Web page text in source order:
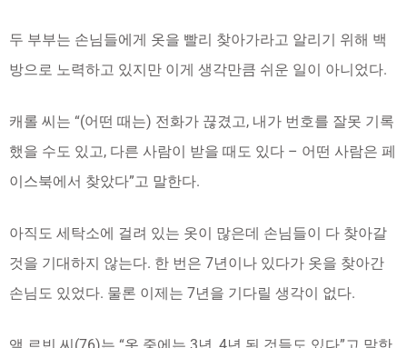
두 부부는 손님들에게 옷을 빨리 찾아가라고 알리기 위해 백
방으로 노력하고 있지만 이게 생각만큼 쉬운 일이 아니었다.
캐롤 씨는 “(어떤 때는) 전화가 끊겼고, 내가 번호를 잘못 기록
했을 수도 있고, 다른 사람이 받을 때도 있다 – 어떤 사람은 페
이스북에서 찾았다”고 말한다.
아직도 세탁소에 걸려 있는 옷이 많은데 손님들이 다 찾아갈
것을 기대하지 않는다. 한 번은 7년이나 있다가 옷을 찾아간
손님도 있었다. 물론 이제는 7년을 기다릴 생각이 없다.